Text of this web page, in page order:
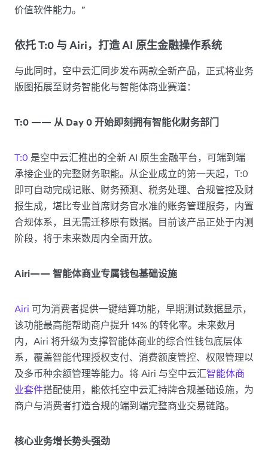
价值软件能力。”
依托 T:0 与 Airi，打造 AI 原生金融操作系统
与此同时，空中云汇同步发布两款全新产品，正式将业务
版图拓展至财务智能化与智能体商业赛道：
T:0 —— 从 Day 0 开始即刻拥有智能化财务部门
T:0 是空中云汇推出的全新 AI 原生金融平台，可端到端
承接企业的完整财务职能。从企业成立的第一天起，T:0
即可自动完成记账、财务预测、税务处理、合规管控及财
报生成，堪比专业首席财务官水准的账务管理服务，内置
合规体系，且无需迁移原有数据。目前该产品正处于内测
阶段，将于未来数周内全面开放。
Airi—— 智能体商业专属钱包基础设施
Airi 可为消费者提供一键结算功能，早期测试数据显示，
该功能最高能帮助商户提升 14% 的转化率。未来数月
内，Airi 将升级为支撑智能体商业的综合性钱包底层体
系，覆盖智能代理授权支付、消费额度管控、权限管理以
及多币种余额管理等能力。将 Airi 与空中云汇智能体商
业套件搭配使用，能依托空中云汇持牌合规基础设施，为
商户与消费者打造合规的端到端完整商业交易链路。
核心业务增长势头强劲